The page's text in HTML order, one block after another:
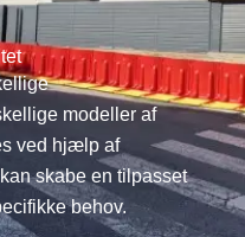
modeller af
ved hjælp af
skabe en tilpasset
behov.